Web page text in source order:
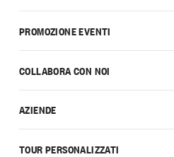
PROMOZIONE EVENTI
COLLABORA CON NOI
AZIENDE
TOUR PERSONALIZZATI